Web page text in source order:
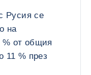
Русия се
на
% от общия
11 % през